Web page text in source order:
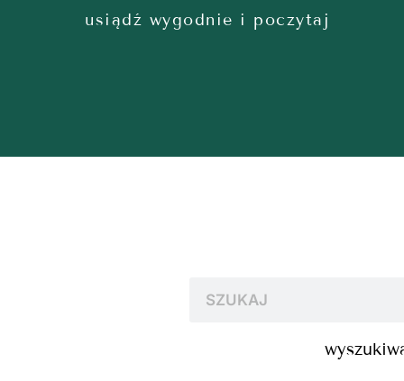
usiądź wygodnie i poczytaj